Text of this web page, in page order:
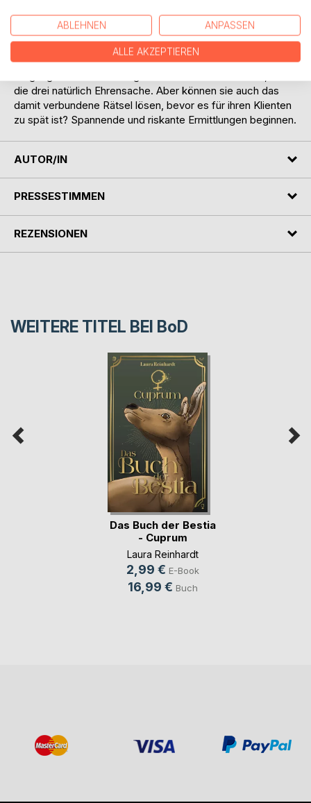
Jesper, Paul und Matthew, drei aufgeweckte Jungs aus
dem sonnigen Kalifornien, geraten durch Zufall an einen
alten Mann, der von unheimlichen Begegnungen längst
die drei natürlich Ehrensache. Aber können sie auch das
damit verbundene Rätsel lösen, bevor es für ihren Klienten
zu spät ist? Spannende und riskante Ermittlungen beginnen.
AUTOR/IN
PRESSESTIMMEN
REZENSIONEN
WEITERE TITEL BEI BoD
Das Buch der Bestia
- Cuprum
Laura Reinhardt
2,99 € E-Book
16,99 € Buch
ABLEHNEN ANPASSEN
ALLE AKZEPTIEREN